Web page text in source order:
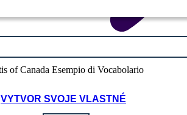
VYTVOR SVOJE VLASTNÉ